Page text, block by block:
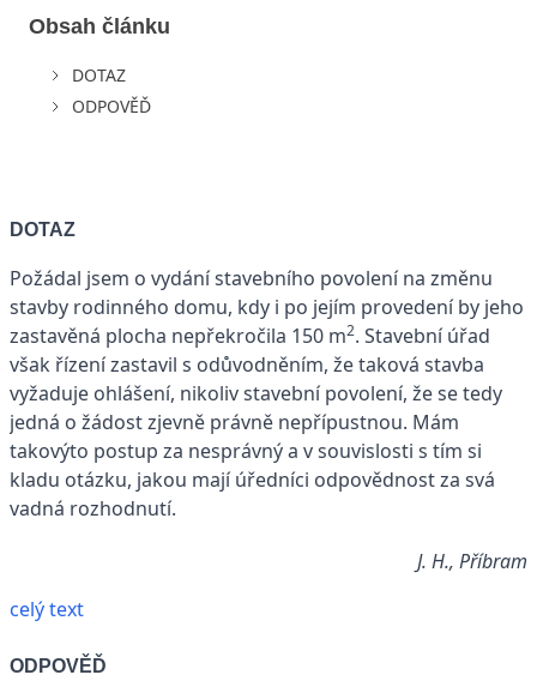
Obsah článku
DOTAZ
ODPOVĚĎ
DOTAZ
Požádal jsem o vydání stavebního povolení na změnu
stavby rodinného domu, kdy i po jejím provedení by jeho
zastavěná plocha nepřekročila 150 m2. Stavební úřad
však řízení zastavil s odůvodněním, že taková stavba
vyžaduje ohlášení, nikoliv stavební povolení, že se tedy
jedná o žádost zjevně právně nepřípustnou. Mám
takovýto postup za nesprávný a v souvislosti s tím si
kladu otázku, jakou mají úředníci odpovědnost za svá
vadná rozhodnutí.
J. H., Příbram
celý text
ODPOVĚĎ